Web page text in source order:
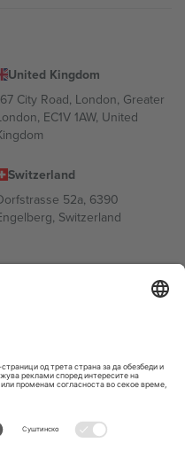
United Kingdom
City Road, London, Greater
EC1V 1AW, United
Switzerland
52a, 6390
Switzerland
UAE Dubai Silicon Oasis, DDP